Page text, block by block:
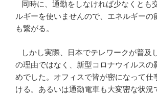
同時に、通勤をしなければ少なくとも
ルギーを使いませんので、エネルギーの
も繋がる。
しかし実際、日本でテレワークが普及
の理由ではなく、新型コロナウイルスの
めでした。オフィスで皆が密になって仕
ける。あるいは通勤電車も大変密な状況